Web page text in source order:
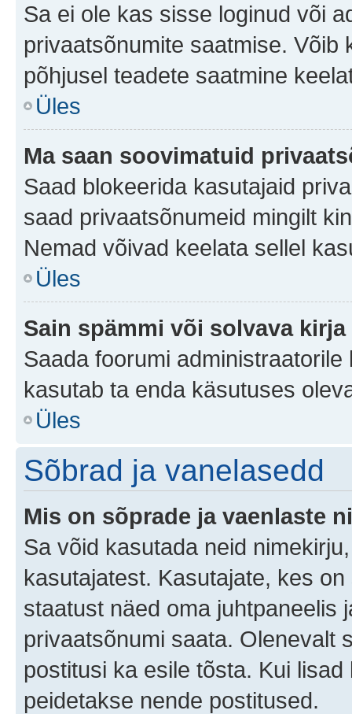
Sa ei ole kas sisse loginud või
privaatsõnumite saatmise. Võib
põhjusel teadete saatmine
Üles
Ma saan soovimatuid
Saad blokeerida kasutajaid
saad privaatsõnumeid mingilt
Nemad võivad keelata sellel
Üles
Sain spämmi või solvava
Saada foorumi
kasutab ta enda käsutuses
Üles
Sõbrad ja vanelasedd
Mis on sõprade ja vaenlaste
Sa võid kasutada neid
kasutajatest. Kasutajate, kes
staatust näed oma juhtpaneelis
privaatsõnumi saata. Olenevalt
postitusi ka esile tõsta. Kui
peidetakse nende postitused.